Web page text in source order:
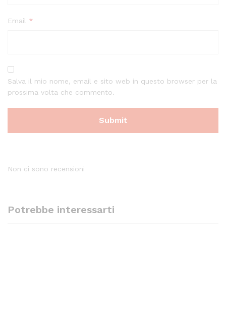
Email *
Salva il mio nome, email e sito web in questo browser per la
prossima volta che commento.
Non ci sono recensioni
Potrebbe interessarti